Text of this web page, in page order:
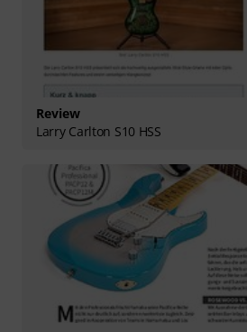
Review
Larry Carlton S10 HSS